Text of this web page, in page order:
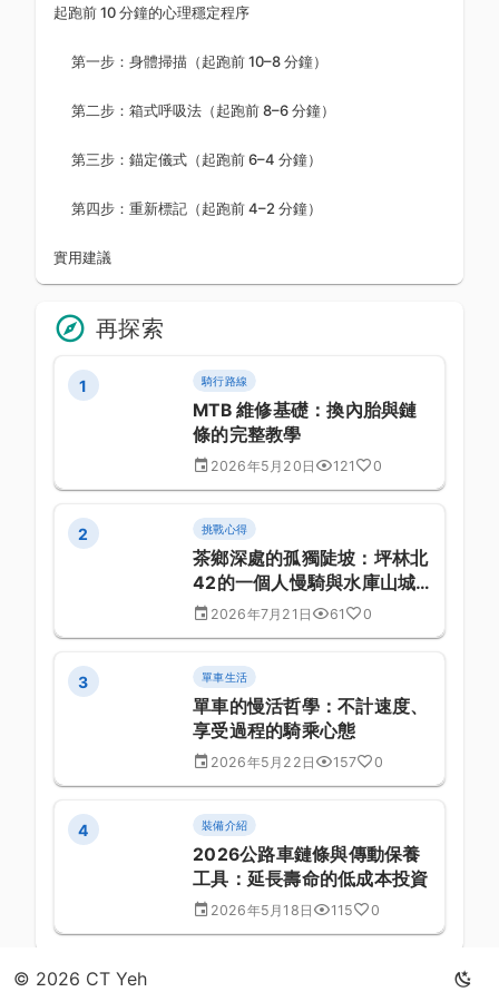
起跑前 10 分鐘的心理穩定程序
第一步：身體掃描（起跑前 10–8 分鐘）
第二步：箱式呼吸法（起跑前 8–6 分鐘）
第三步：錨定儀式（起跑前 6–4 分鐘）
第四步：重新標記（起跑前 4–2 分鐘）
實用建議
再探索
1 騎行路線
MTB 維修基礎：換內胎與鏈
條的完整教學
2026年5月20日 121 0
2 挑戰心得
茶鄉深處的孤獨陡坡：坪林北
42的一個人慢騎與水庫山城
記事2026年7月21日 61 0
3 單車生活
單車的慢活哲學：不計速度、
享受過程的騎乘心態
2026年5月22日 157 0
4 裝備介紹
2026公路車鏈條與傳動保養
工具：延長壽命的低成本投資
2026年5月18日 115 0
© 2026 CT Yeh